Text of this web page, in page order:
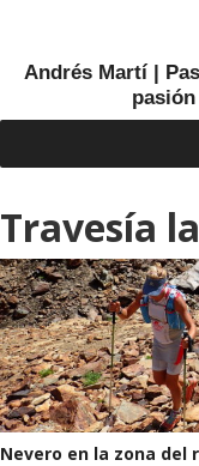
Andrés Martí |
Travesía
Nevero en la zona